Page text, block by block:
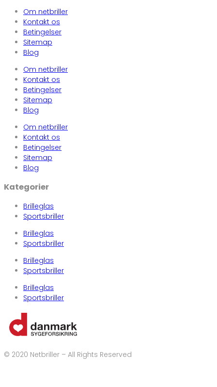
Om netbriller
Kontakt os
Betingelser
Sitemap
Blog
Om netbriller
Kontakt os
Betingelser
Sitemap
Blog
Om netbriller
Kontakt os
Betingelser
Sitemap
Blog
Kategorier
Brilleglas
Sportsbriller
Brilleglas
Sportsbriller
Brilleglas
Sportsbriller
Brilleglas
Sportsbriller
© 2020 Netbriller – All Rights Reserved